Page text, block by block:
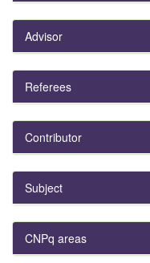
Advisor
Referees
Contributor
Subject
CNPq areas